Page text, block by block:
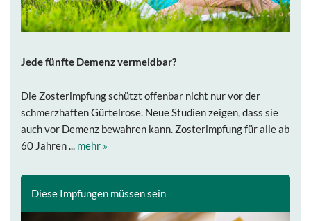
Jede fünfte Demenz vermeidbar?
Die Zosterimpfung schützt offenbar nicht nur vor der
schmerzhaften Gürtelrose. Neue Studien zeigen, dass sie
auch vor Demenz bewahren kann. Zosterimpfung für alle ab
60 Jahren ... mehr »
Diese Impfungen müssen sein